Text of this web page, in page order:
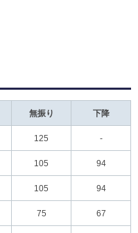
無振り 下降
125 -
105 94
105 94
75 67